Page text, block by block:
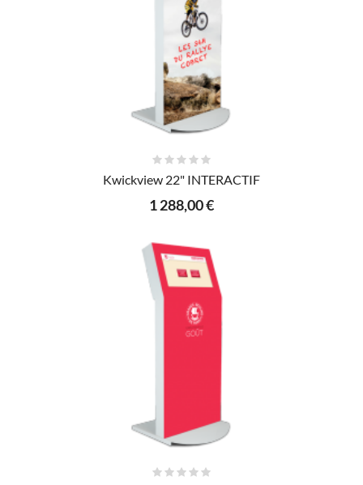
AJOUTER AU PANIER
Kwickview 22" INTERACTIF
1 288,00 €
AJOUTER AU PANIER